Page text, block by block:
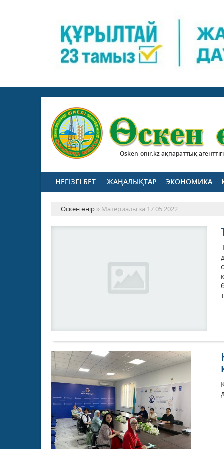
Osken-onir.kz ақпараттық агенттігі
НЕГІЗГІ БЕТ ЖАҢАЛЫҚТАР ЭКОНОМИКА
Өскен өңір » Материалы за 17.05.2022